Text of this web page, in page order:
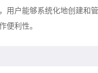
用户能够系统化地创建和
便利性。